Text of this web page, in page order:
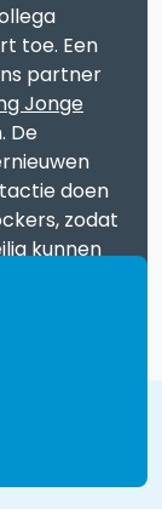
toe. Een
partner
Jonge
De
doen
zodat
kunnen